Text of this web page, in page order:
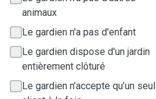
animaux
Le gardien n'a pas d'enfant
Le gardien dispose d'un jardin
entièrement clôturé
Le gardien n’accepte qu’un seul